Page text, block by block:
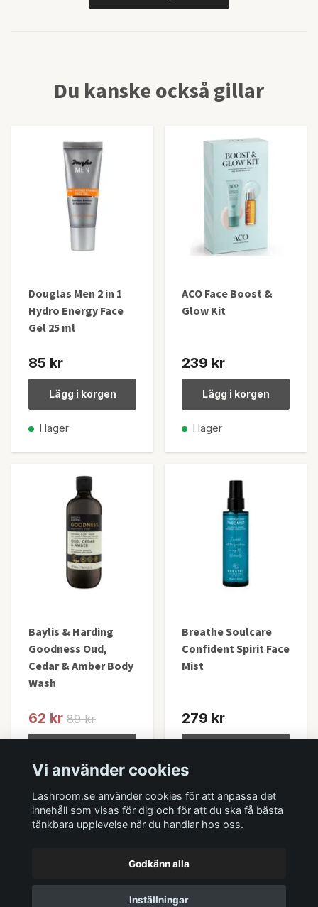
Du kanske också gillar
Douglas Men 2 in 1
Hydro Energy Face
Gel 25 ml
85 kr
Lägg i korgen
I lager
ACO Face Boost &
Glow Kit
239 kr
Lägg i korgen
I lager
Baylis & Harding
Goodness Oud,
Cedar & Amber Body
Wash
62 kr 89 kr
Breathe Soulcare
Confident Spirit Face
Mist
279 kr
Vi använder cookies
Lashroom.se använder cookies för att anpassa det
innehåll som visas för dig och för att du ska få bästa
tänkbara upplevelse när du handlar hos oss.
Godkänn alla
Inställningar